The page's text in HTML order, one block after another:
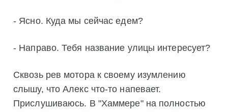
- Ясно. Куда мы сейчас едем?
- Направо. Тебя название улицы интересует?
Сквозь рев мотора к своему изумлению
слышу, что Алекс что-то напевает.
Прислушиваюсь. В "Хаммере" на полностью